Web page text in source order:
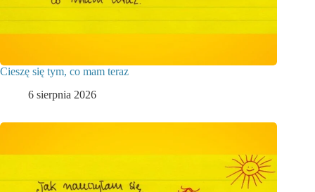
Cieszę się tym, co mam teraz
6 sierpnia 2026